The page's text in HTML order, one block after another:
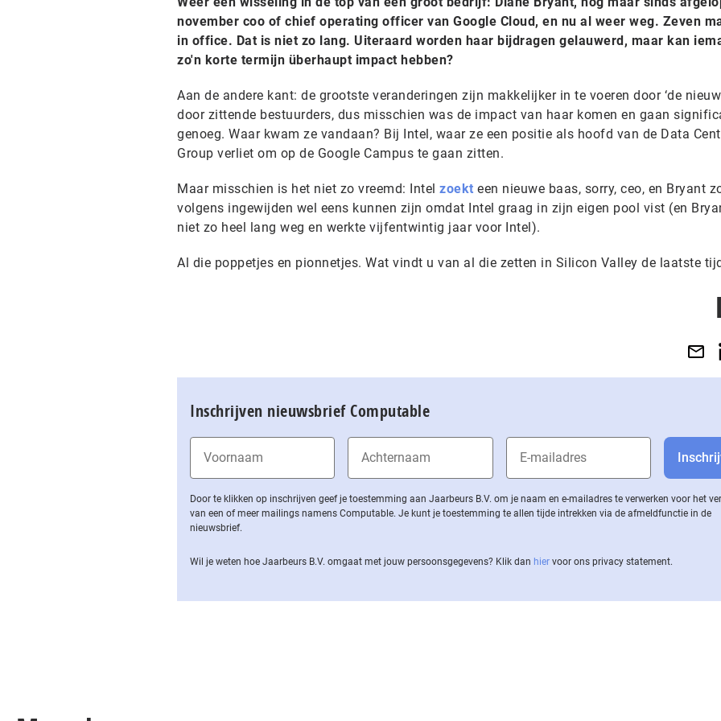
november coo of chief operating officer van Google Cloud, en nu al weer weg. Zeven
in office. Dat is niet zo lang. Uiteraard worden haar bijdragen gelauwerd, maar kan
zo'n korte termijn überhaupt impact hebben?
Aan de andere kant: de grootste veranderingen zijn makkelijker in te voeren door ‘de
door zittende bestuurders, dus misschien was de impact van haar komen en gaan
genoeg. Waar kwam ze vandaan? Bij Intel, waar ze een positie als hoofd van de Data
Group verliet om op de Google Campus te gaan zitten.
Maar misschien is het niet zo vreemd: Intel zoekt een nieuwe baas, sorry, ceo, en Bryant
volgens ingewijden wel eens kunnen zijn omdat Intel graag in zijn eigen pool vist (en
niet zo heel lang weg en werkte vijfentwintig jaar voor Intel).
Al die poppetjes en pionnetjes. Wat vindt u van al die zetten in Silicon Valley de laatste
Inschrijven nieuwsbrief Computable
Door te klikken op inschrijven geef je toestemming aan Jaarbeurs B.V. om je naam en e-mailadres te verwerken voor het
van een of meer mailings namens Computable. Je kunt je toestemming te allen tijde intrekken via de af­meld­func­tie in de
nieuwsbrief.
Wil je weten hoe Jaarbeurs B.V. omgaat met jouw per­soons­ge­ge­vens? Klik dan hier voor ons privacy statement.